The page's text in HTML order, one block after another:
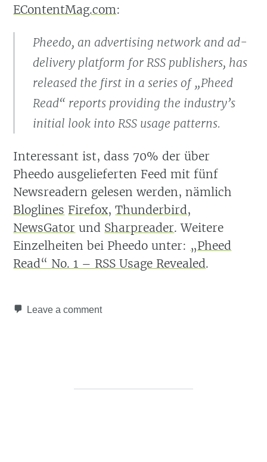
EContentMag.com:
Pheedo, an advertising network and ad-
delivery platform for RSS publishers, has
released the first in a series of „Pheed
Read“ reports providing the industry’s
initial look into RSS usage patterns.
Interessant ist, dass 70% der über
Pheedo ausgelieferten Feed mit fünf
Newsreadern gelesen werden, nämlich
Bloglines Firefox,Thunderbird,
NewsGator und Sharpreader. Weitere
Einzelheiten bei Pheedo unter: „Pheed
Read“ No. 1 – RSS Usage Revealed.
Leave a comment